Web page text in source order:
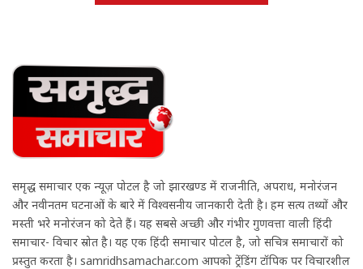
समृद्ध समाचार एक न्यूज़ पोर्टल है जो झारखण्ड में राजनीति, अपराध, मनोरंजन
और नवीनतम घटनाओं के बारे में विश्वसनीय जानकारी देती है। हम सत्य तथ्यों और
मस्ती भरे मनोरंजन को देते हैं। यह सबसे अच्छी और गंभीर गुणवत्ता वाली हिंदी
समाचार- विचार स्रोत है। यह एक हिंदी समाचार पोर्टल है, जो सचित्र समाचारों को
प्रस्तुत करता है। samridhsamachar.com आपको ट्रेंडिंग टॉपिक पर विचारशील